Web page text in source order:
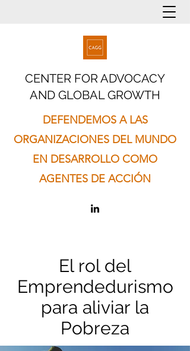
CENTER FOR ADVOCACY
AND GLOBAL GROWTH
DEFENDEMOS A LAS
ORGANIZACIONES DEL MUNDO
EN DESARROLLO COMO
AGENTES DE ACCIÓN
El rol del
Emprendedurismo
para aliviar la
Pobreza